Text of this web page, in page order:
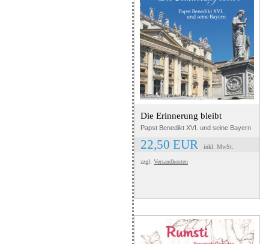
Die Erinnerung bleibt
Papst Benedikt XVI. und seine Bayern
22,50 EUR inkl. MwSt.
zzgl. Versandkosten